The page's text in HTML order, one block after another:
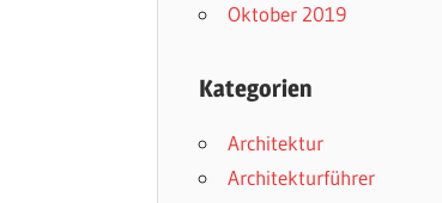
Oktober 2019
Kategorien
Architektur
Architekturführer